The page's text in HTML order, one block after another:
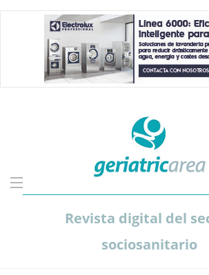
Revista digital del
sociosanitario